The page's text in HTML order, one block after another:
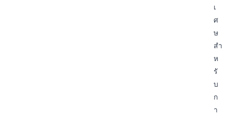
เ
ศ
ษ
สำ
ห
รั
บ
ก
า